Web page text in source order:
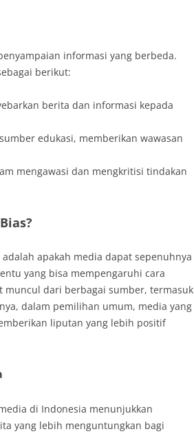
informasi yang berbeda.
berikut:
berita dan informasi kepada
edukasi, memberikan wawasan
mengawasi dan mengkritisi tindakan
apakah media dapat sepenuhnya
yang bisa mempengaruhi cara
muncul dari berbagai sumber, termasuk
dalam pemilihan umum, media yang
liputan yang lebih positif
di Indonesia menunjukkan
yang lebih menguntungkan bagi